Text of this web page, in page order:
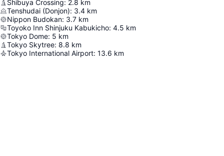
Shibuya Crossing: 2.8 km
Tenshudai (Donjon): 3.4 km
Nippon Budokan: 3.7 km
Toyoko Inn Shinjuku Kabukicho: 4.5 km
Tokyo Dome: 5 km
Tokyo Skytree: 8.8 km
Tokyo International Airport: 13.6 km